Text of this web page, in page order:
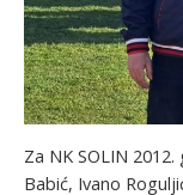
Za NK SOLIN
Babić, Ivano